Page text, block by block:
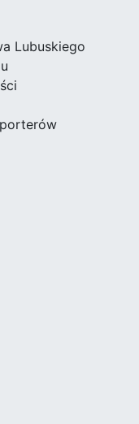
Lubuskiego